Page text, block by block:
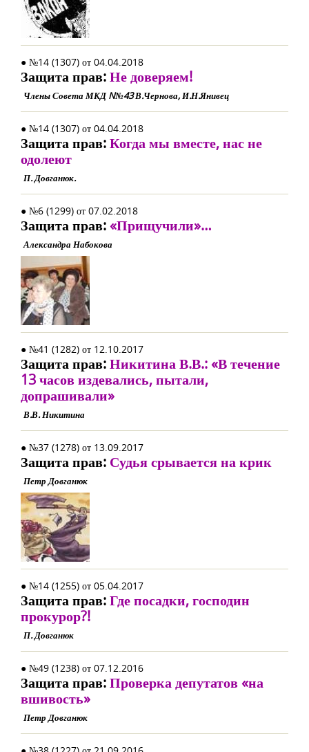
● №14 (1307) от 04.04.2018
Защита прав:Не доверяем!
Члены Совета МКД N№43 В.Чернова, И.Н.Янивец
● №14 (1307) от 04.04.2018
Защита прав:Когда мы вместе, нас не
одолеют
П. Довганюк.
● №6 (1299) от 07.02.2018
Защита прав:«Прищучили»…
Александра Набокова
● №41 (1282) от 12.10.2017
Защита прав:Никитина В.В.: «В течение
13 часов издевались, пытали,
допрашивали»
В.В. Никитина
● №37 (1278) от 13.09.2017
Защита прав: Судья срывается на крик
Петр Довганюк
● №14 (1255) от 05.04.2017
Защита прав:Где посадки, господин
прокурор?!
П. Довганюк
● №49 (1238) от 07.12.2016
Защита прав:Проверка депутатов «на
вшивость»
Петр Довганюк